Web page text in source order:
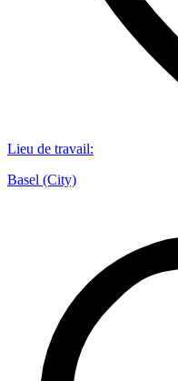
Lieu de travail:
Basel (City)